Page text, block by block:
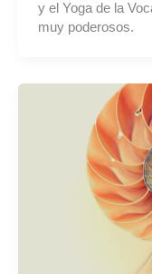
y el Yoga de la
muy poderosos.